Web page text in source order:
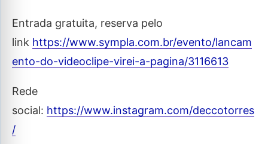
Entrada gratuita, reserva pelo
link https://www.sympla.com.br/evento/lancam
ento-do-videoclipe-virei-a-pagina/3116613
Rede
social: https://www.instagram.com/deccotorres
/